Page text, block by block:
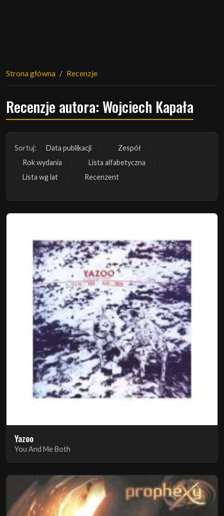
Strona główna Recenzje
Recenzje autora: Wojciech Kapała
Sortuj: Data publikacji
Zespół
Rok wydania
Lista alfabetyczna
Lista wg lat
Recenzent
Yazoo
You And Me Both